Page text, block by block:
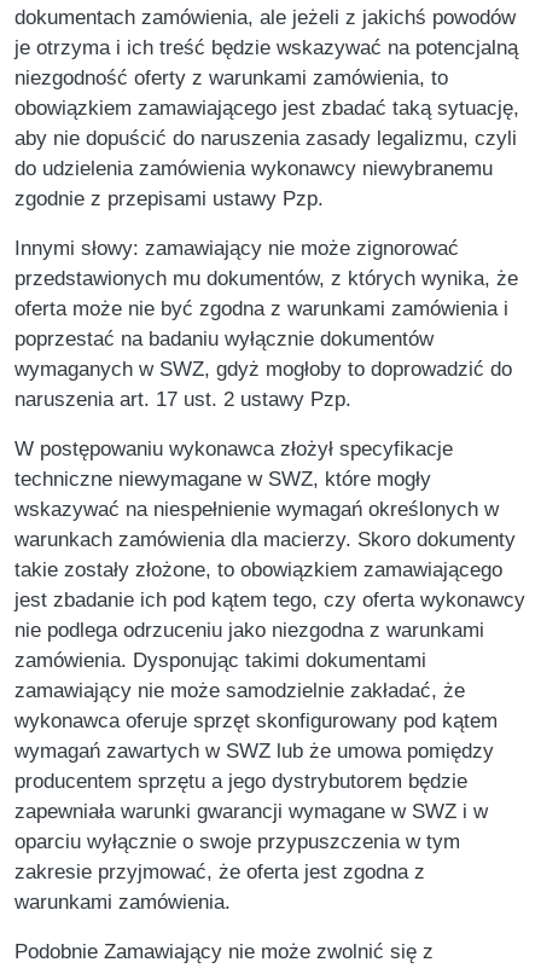
dokumentach zamówienia, ale jeżeli z jakichś powodów
je otrzyma i ich treść będzie wskazywać na potencjalną
niezgodność oferty z warunkami zamówienia, to
obowiązkiem zamawiającego jest zbadać taką sytuację,
aby nie dopuścić do naruszenia zasady legalizmu, czyli
do udzielenia zamówienia wykonawcy niewybranemu
zgodnie z przepisami ustawy Pzp.
Innymi słowy: zamawiający nie może zignorować
przedstawionych mu dokumentów, z których wynika, że
oferta może nie być zgodna z warunkami zamówienia i
poprzestać na badaniu wyłącznie dokumentów
wymaganych w SWZ, gdyż mogłoby to doprowadzić do
naruszenia art. 17 ust. 2 ustawy Pzp.
W postępowaniu wykonawca złożył specyfikacje
techniczne niewymagane w SWZ, które mogły
wskazywać na niespełnienie wymagań określonych w
warunkach zamówienia dla macierzy. Skoro dokumenty
takie zostały złożone, to obowiązkiem zamawiającego
jest zbadanie ich pod kątem tego, czy oferta wykonawcy
nie podlega odrzuceniu jako niezgodna z warunkami
zamówienia. Dysponując takimi dokumentami
zamawiający nie może samodzielnie zakładać, że
wykonawca oferuje sprzęt skonfigurowany pod kątem
wymagań zawartych w SWZ lub że umowa pomiędzy
producentem sprzętu a jego dystrybutorem będzie
zapewniała warunki gwarancji wymagane w SWZ i w
oparciu wyłącznie o swoje przypuszczenia w tym
zakresie przyjmować, że oferta jest zgodna z
warunkami zamówienia.
Podobnie Zamawiający nie może zwolnić się z